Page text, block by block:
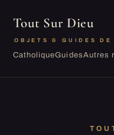
Tout Sur Dieu
OBJETS & GUIDES DE
CatholiqueGuidesAutres